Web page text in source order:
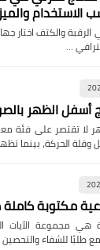
الاستخدام
والكتف اختار
…
أسفل الظهر
لا تقتصر على فئة
الحركة، بينما
مكتوبة
هي مجموعة الآيات
طلبًا للشفاء